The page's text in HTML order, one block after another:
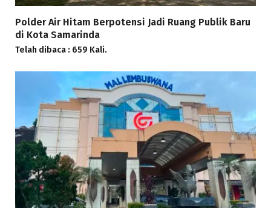
Polder Air Hitam Berpotensi Jadi Ruang Publik Baru
di Kota Samarinda
Telah dibaca : 659 Kali.